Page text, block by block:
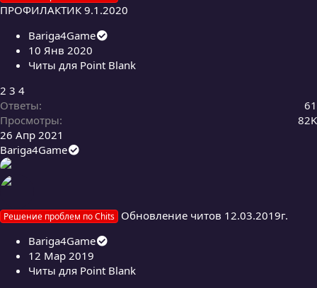
ПРОФИЛАКТИК 9.1.2020
Bariga4Game
10 Янв 2020
Читы для Point Blank
2 3 4
Ответы
61
Просмотры
82K
26 Апр 2021
Bariga4Game
Решение проблем по Chits Обновление читов 12.03.2019г.
Bariga4Game
12 Мар 2019
Читы для Point Blank